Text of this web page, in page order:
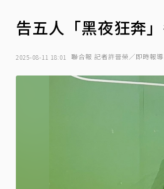
告五人「黑夜狂奔
2025-08-11 18:01 聯合報 記者許晉榮／即時報導